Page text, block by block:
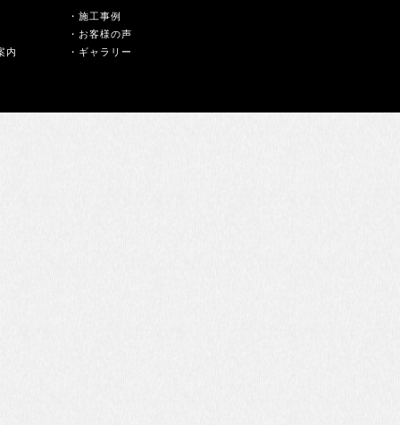
内
・施工事例
・お客様の声
・ギャラリー